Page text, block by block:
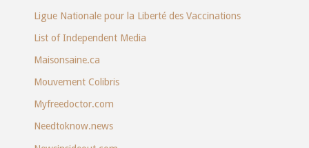
Ligue Nationale pour la Liberté des Vaccinations
List of Independent Media
Maisonsaine.ca
Mouvement Colibris
Myfreedoctor.com
Needtoknow.news